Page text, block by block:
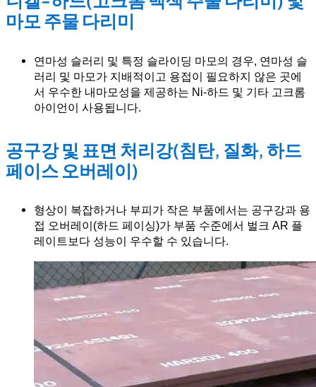
마모 주물 다리미
연마성 슬러리 및 특정 슬라이딩 마모의 경우, 연마성 슬
러리 및 마모가 지배적이고 용접이 필요하지 않은 곳에
서 우수한 내마모성을 제공하는 Ni-하드 및 기타 고크롬
아이언이 사용됩니다.
공구강 및 표면 처리강(침탄, 질화, 하드
페이스 오버레이)
형상이 복잡하거나 부피가 작은 부품에서는 공구강과 용
접 오버레이(하드 페이싱)가 부품 수준에서 벌크 AR 플
레이트보다 성능이 우수할 수 있습니다.